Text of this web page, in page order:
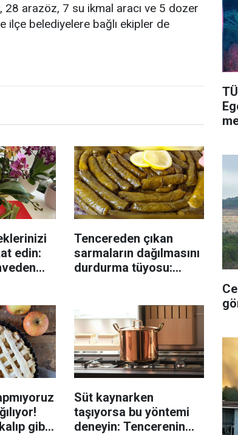
28 arazöz, 7 su ikmal aracı ve 5 dozer
ilçe belediyelere bağlı ekipler de
edin:
Tencereden çıkan
sarmaların dağılmasını
durdurma tüyosu:
gibi
Süt kaynarken
taşıyorsa bu yöntemi
deneyin: Tencerenin